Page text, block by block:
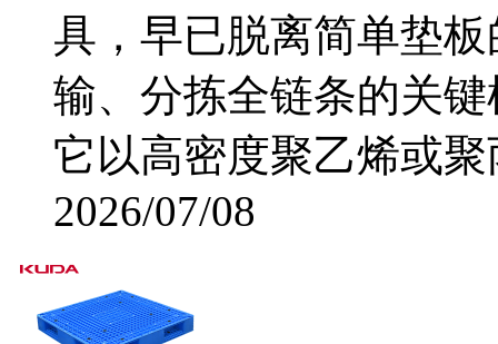
具，早已脱离简单垫
输、分拣全链条的关
它以高密度聚乙烯或聚
2026/07/08